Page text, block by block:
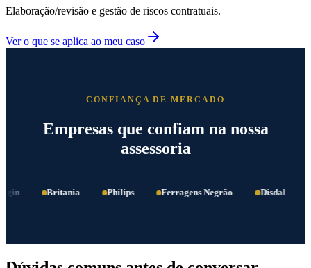
Elaboração/revisão e gestão de riscos contratuais.
Ver o que se aplica ao meu caso
CONFIANÇA DE MERCADO
Empresas que confiam na nossa
assessoria
Britania Philips Ferragens Negrão Disdal